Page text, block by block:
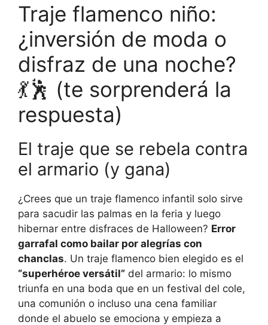
Traje flamenco niño:
¿inversión de moda o
disfraz de una noche?
💃🕺 (te sorprenderá la
respuesta)
El traje que se rebela contra
el armario (y gana)
¿Crees que un traje flamenco infantil solo sirve
para sacudir las palmas en la feria y luego
hibernar entre disfraces de Halloween? Error
garrafal como bailar por alegrías con
chanclas. Un traje flamenco bien elegido es el
“superhéroe versátil” del armario: lo mismo
triunfa en una boda que en un festival del cole,
una comunión o incluso una cena familiar
donde el abuelo se emociona y empieza a